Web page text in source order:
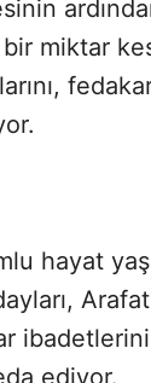
bir miktar
hayat